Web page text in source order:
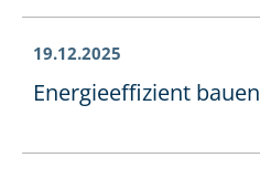
19.12.2025
En­er­gie­ef­fi­zi­ent bauen